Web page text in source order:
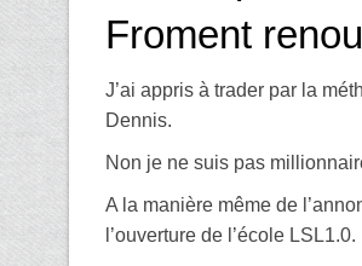
Froment
J’ai appris à trader par la
Dennis.
Non je ne suis pas
A la manière même de
l’ouverture de l’école LSL1.0.